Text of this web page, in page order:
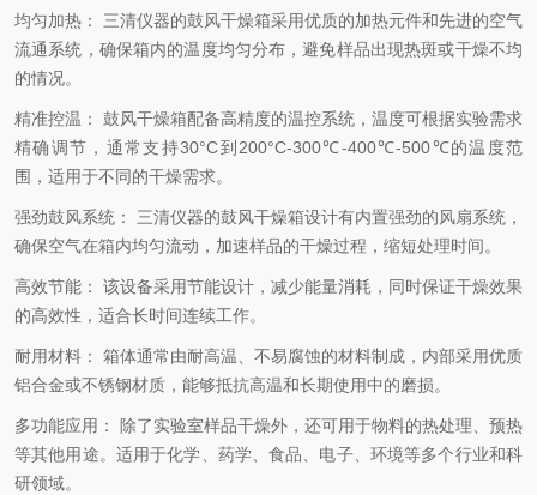
均匀加热： 三清仪器的鼓风干燥箱采用优质的加热元件和先进的空气
流通系统，确保箱内的温度均匀分布，避免样品出现热斑或干燥不均
的情况。
精准控温： 鼓风干燥箱配备高精度的温控系统，温度可根据实验需求
精确调节，通常支持30°C到200°C-300℃-400℃-500℃的温度范
围，适用于不同的干燥需求。
强劲鼓风系统： 三清仪器的鼓风干燥箱设计有内置强劲的风扇系统，
确保空气在箱内均匀流动，加速样品的干燥过程，缩短处理时间。
高效节能： 该设备采用节能设计，减少能量消耗，同时保证干燥效果
的高效性，适合长时间连续工作。
耐用材料： 箱体通常由耐高温、不易腐蚀的材料制成，内部采用优质
铝合金或不锈钢材质，能够抵抗高温和长期使用中的磨损。
多功能应用： 除了实验室样品干燥外，还可用于物料的热处理、预热
等其他用途。适用于化学、药学、食品、电子、环境等多个行业和科
研领域。